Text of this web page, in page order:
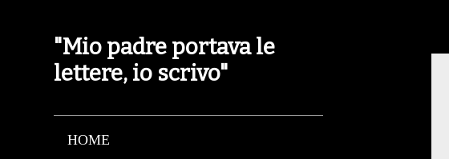
"Mio padre portava le
lettere, io scrivo"
HOME